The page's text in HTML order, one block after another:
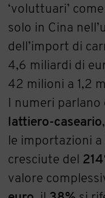
‘voluttuari’
solo in Cina
dell’import di
4,6 miliardi di
42 milioni a 1,2
I numeri
lattiero-caseario
le importazioni
cresciute del
valore